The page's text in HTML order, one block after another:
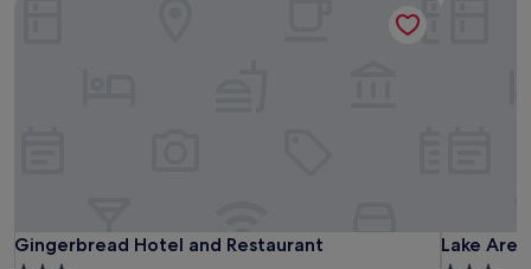
Gingerbread Hotel and Restaurant
Gingerbread Hotel and Restaurant
Lake
Lake